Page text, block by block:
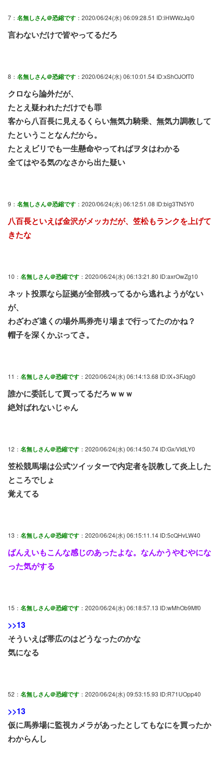
7： 名無しさん＠恐縮です ：2020/06/24(水) 06:09:28.51 ID:iHWWzJq/0
言わないだけで皆やってるだろ
8： 名無しさん＠恐縮です ：2020/06/24(水) 06:10:01.54 ID:xShOJOfT0
クロなら論外だが、
たとえ疑われただけでも罪
客から八百長に見えるくらい無気力騎乗、無気力調教して
たということなんだから。
たとえビリでも一生懸命やってればヲタはわかる
全てはやる気のなさから出た疑い
9： 名無しさん＠恐縮です ：2020/06/24(水) 06:12:51.08 ID:big3TN5Y0
八百長といえば金沢がメッカだが、笠松もランクを上げて
きたな
10： 名無しさん＠恐縮です ：2020/06/24(水) 06:13:21.80 ID:axrOwZg10
ネット投票なら証拠が全部残ってるから逃れようがない
が、
わざわざ遠くの場外馬券売り場まで行ってたのかね？
帽子を深くかぶってさ。
11： 名無しさん＠恐縮です ：2020/06/24(水) 06:14:13.68 ID:IX+3FJqg0
誰かに委託して買ってるだろｗｗｗ
絶対ばれないじゃん
12： 名無しさん＠恐縮です ：2020/06/24(水) 06:14:50.74 ID:Gx/VIdLY0
笠松競馬場は公式ツイッターで内定者を説教して炎上した
ところでしょ
覚えてる
13： 名無しさん＠恐縮です ：2020/06/24(水) 06:15:11.14 ID:5cQHvLW40
ばんえいもこんな感じのあったよな。なんかうやむやにな
った気がする
15： 名無しさん＠恐縮です ：2020/06/24(水) 06:18:57.13 ID:wMhOb9Mf0
>>13
そういえば帯広のはどうなったのかな
気になる
52： 名無しさん＠恐縮です ：2020/06/24(水) 09:53:15.93 ID:R71UOpp40
>>13
仮に馬券場に監視カメラがあったとしてもなにを買ったか
わからんし